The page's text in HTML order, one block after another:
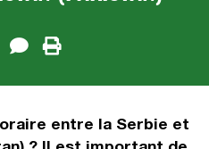
entre la Serbie et